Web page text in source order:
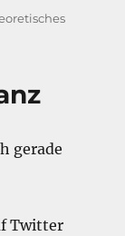
gerade
Twitter